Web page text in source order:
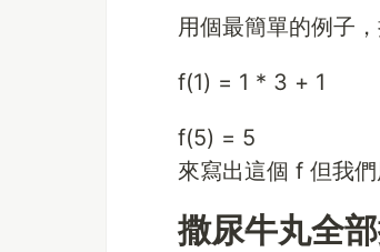
用個最簡單的例子
f(1) = 1 * 3 + 1
f(5) = 5
來寫出這個 f 但我
撒尿牛丸全